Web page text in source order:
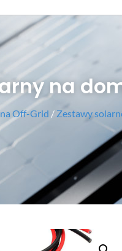
na
Off-Grid / Zestawy